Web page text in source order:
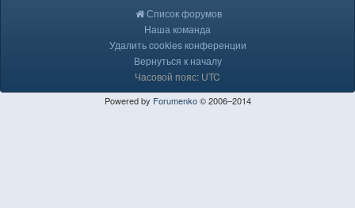
Список форумов
Наша команда
Удалить cookies конференции
Вернуться к началу
Часовой пояс: UTC
Powered by Forumenko© 2006–2014